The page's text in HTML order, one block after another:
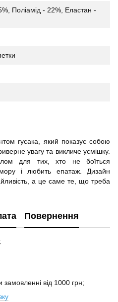
Поліамід - 22%, Еластан -
гусака, який показує собою
увагу та викличе усмішку.
для тих, хто не боїться
і любить епатаж. Дизайн
а це саме те, що треба
Повернення
від 1000 грн;